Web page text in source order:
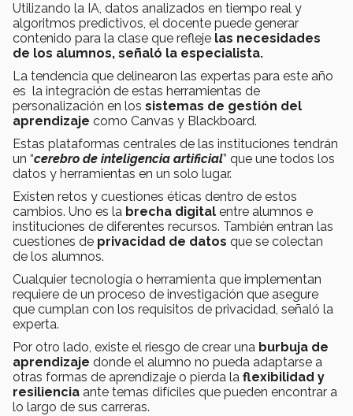
Utilizando la IA, datos analizados en tiempo real y
algoritmos predictivos, el docente puede generar
contenido para la clase que refleje las necesidades
de los alumnos, señaló la especialista.
La tendencia que delinearon las expertas para este año
es la integración de estas herramientas de
personalización en los sistemas de gestión del
aprendizaje como Canvas y Blackboard.
Estas plataformas centrales de las instituciones tendrán
un “cerebro de inteligencia artificial” que une todos los
datos y herramientas en un solo lugar.
Existen retos y cuestiones éticas dentro de estos
cambios. Uno es la brecha digital entre alumnos e
instituciones de diferentes recursos. También entran las
cuestiones de privacidad de datos que se colectan
de los alumnos.
Cualquier tecnología o herramienta que implementan
requiere de un proceso de investigación que asegure
que cumplan con los requisitos de privacidad, señaló la
experta.
Por otro lado, existe el riesgo de crear una burbuja de
aprendizaje donde el alumno no pueda adaptarse a
otras formas de aprendizaje o pierda la flexibilidad y
resiliencia ante temas difíciles que pueden encontrar a
lo largo de sus carreras.